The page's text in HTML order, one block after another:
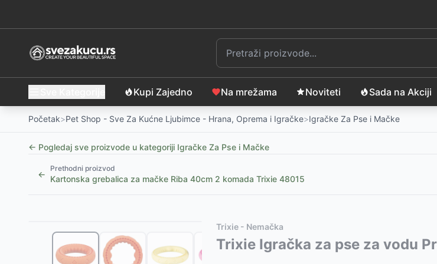
Kupi Zajedno Na mrežama Noviteti Sada na Akciji
Početak>Pet Shop - Sve Za Kućne Ljubimce - Hrana, Oprema i Igračke>Igračke Za Pse i Mačke
← Pogledaj sve proizvode u kategoriji Igračke Za Pse i Mačke
←
Prethodni proizvod
Kartonska grebalica za mačke Riba 40cm 2 komada Trixie 48015
Igračka za pse Prase u kupusu sa zvukom 23cm TRIXIE 35522-1105RSD
Igračka za pse Loptica - životinjica sa zvukom 6cm TRIXIE 35283
425
Ovaj proizvod nije dostupan, pogledajte slične proizvode:
Igračka za psa Gumena lopta 7cm Sport Trixie 3527
-
Trixie - Nemačka
Trixie Igračka za pse za vodu